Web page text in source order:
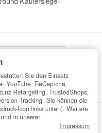
Widerrufsrecht
Verpackungshinweise
Sie den Einsatz
YouTube, ReCaptcha,
Retargeting, TrustedShops,
Tracking. Sie können die
Icon links unten). Weitere
und in unserer
Impressum